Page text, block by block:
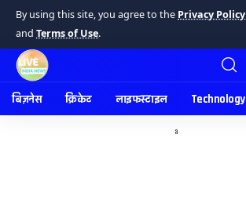
By using this site, you agree to the Privacy Policy
and Terms of Use.
बिज़नेस क्रिकेट लाइफस्टाइल Technology
a